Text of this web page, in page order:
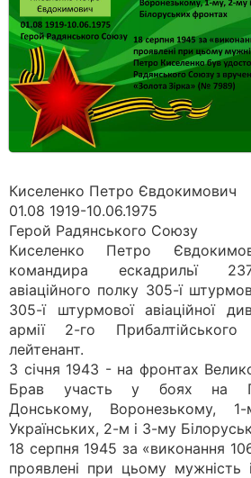
Киселенко Петро Євдокимович
01.08 1919-10.06.1975
Герой Радянського Союзу
Киселенко Петро
командира ескадрильї
авіаційного полку 305-ї
305-ї штурмової авіаційної
армії 2-го
лейтенант.
З січня 1943 - на фронтах
Брав участь у боях на
Донському, Воронезькому,
Українських, 2-м і 3-му
18 серпня 1945 за «виконання
проявлені при цьому мужність